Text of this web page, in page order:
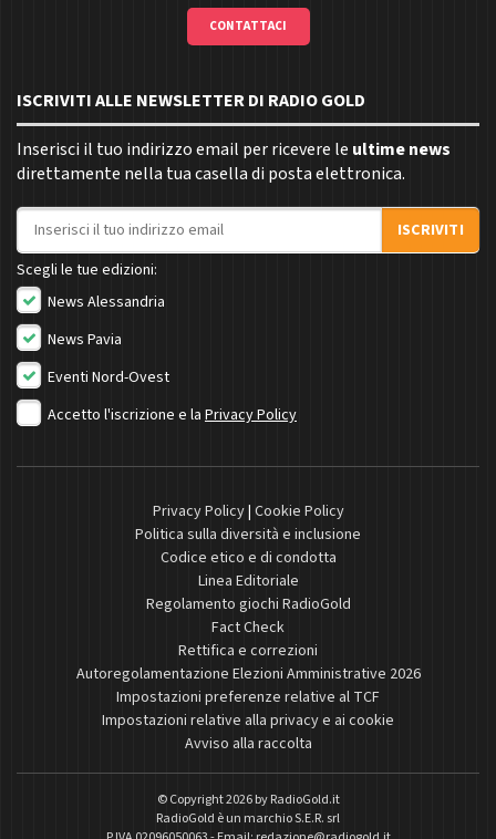
CONTATTACI
ISCRIVITI ALLE NEWSLETTER DI RADIO GOLD
Inserisci il tuo indirizzo email per ricevere le ultime news
direttamente nella tua casella di posta elettronica.
Indirizzo email
ISCRIVITI
Scegli le tue edizioni:
News Alessandria
News Pavia
Eventi Nord-Ovest
Accetto l'iscrizione e la Privacy Policy
Privacy Policy| Cookie Policy
Politica sulla diversità e inclusione
Codice etico e di condotta
Linea Editoriale
Regolamento giochi RadioGold
Fact Check
Rettifica e correzioni
Autoregolamentazione Elezioni Amministrative 2026
Impostazioni preferenze relative al TCF
Impostazioni relative alla privacy e ai cookie
Avviso alla raccolta
© Copyright 2026 byRadioGold.it
RadioGold è un marchio S.E.R. srl